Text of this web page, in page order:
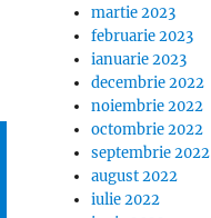
martie 2023
februarie 2023
ianuarie 2023
decembrie 2022
noiembrie 2022
octombrie 2022
septembrie 2022
august 2022
iulie 2022